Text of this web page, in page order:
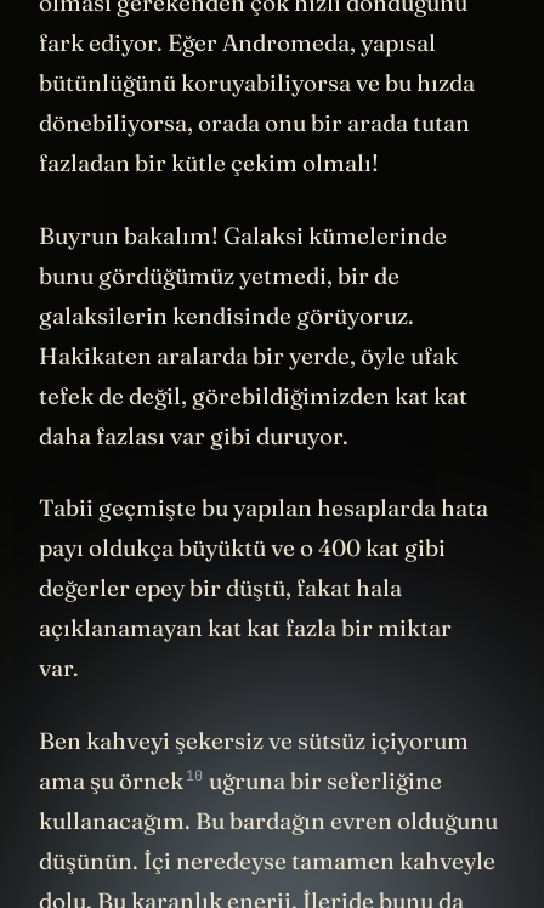
olması gerekenden çok hızlı döndüğünü
fark ediyor. Eğer Andromeda, yapısal
bütünlüğünü koruyabiliyorsa ve bu hızda
dönebiliyorsa, orada onu bir arada tutan
fazladan bir kütle çekim olmalı!
Buyrun bakalım! Galaksi kümelerinde
bunu gördüğümüz yetmedi, bir de
galaksilerin kendisinde görüyoruz.
Hakikaten aralarda bir yerde, öyle ufak
tefek de değil, görebildiğimizden kat kat
daha fazlası var gibi duruyor.
Tabii geçmişte bu yapılan hesaplarda hata
payı oldukça büyüktü ve o 400 kat gibi
değerler epey bir düştü, fakat hala
açıklanamayan kat kat fazla bir miktar
Ben kahveyi şekersiz ve sütsüz içiyorum
ama şu örnek
uğruna bir seferliğine
kullanacağım. Bu bardağın evren olduğunu
düşünün. İçi neredeyse tamamen kahveyle